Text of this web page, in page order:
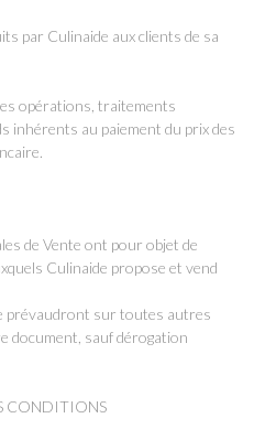
par Culinaide aux clients de sa
opérations, traitements
inhérents au paiement du prix des
de Vente ont pour objet de
Culinaide propose et vend
prévaudront sur toutes autres
document, sauf dérogation
CONDITIONS